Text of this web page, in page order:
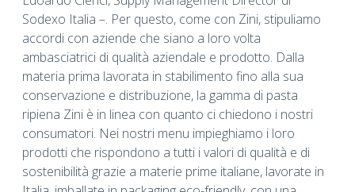
Sodexo Italia –. Per questo, come con Zini, stipuliamo
accordi con aziende che siano a loro volta
ambasciatrici di qualità aziendale e prodotto. Dalla
materia prima lavorata in stabilimento fino alla sua
conservazione e distribuzione, la gamma di pasta
ripiena Zini è in linea con quanto ci chiedono i nostri
consumatori. Nei nostri menu impieghiamo i loro
prodotti che rispondono a tutti i valori di qualità e di
sostenibilità grazie a materie prime italiane, lavorate in